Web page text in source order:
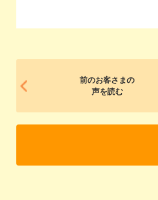
前のお客さまの
声を読む